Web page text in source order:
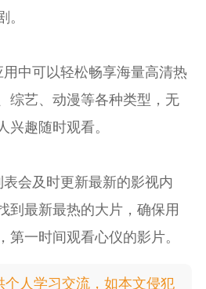
中可以轻松畅享海量高清热
综艺、动漫等各种类型，无
趣随时观看。
会及时更新最新的影视内
到最新最热的大片，确保用
第一时间观看心仪的影片。
人学习交流，如本文侵犯